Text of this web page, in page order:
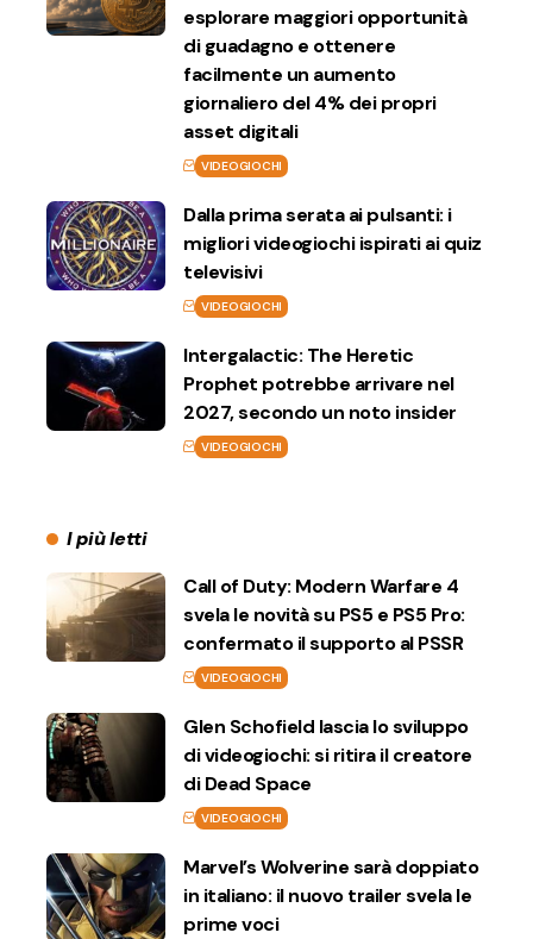
esplorare maggiori opportunità
di guadagno e ottenere
facilmente un aumento
giornaliero del 4% dei propri
asset digitali
VIDEOGIOCHI
Dalla prima serata ai pulsanti: i
migliori videogiochi ispirati ai quiz
televisivi
VIDEOGIOCHI
Intergalactic: The Heretic
Prophet potrebbe arrivare nel
2027, secondo un noto insider
VIDEOGIOCHI
I più letti
Call of Duty: Modern Warfare 4
svela le novità su PS5 e PS5 Pro:
confermato il supporto al PSSR
VIDEOGIOCHI
Glen Schofield lascia lo sviluppo
di videogiochi: si ritira il creatore
di Dead Space
VIDEOGIOCHI
Marvel’s Wolverine sarà doppiato
in italiano: il nuovo trailer svela le
prime voci